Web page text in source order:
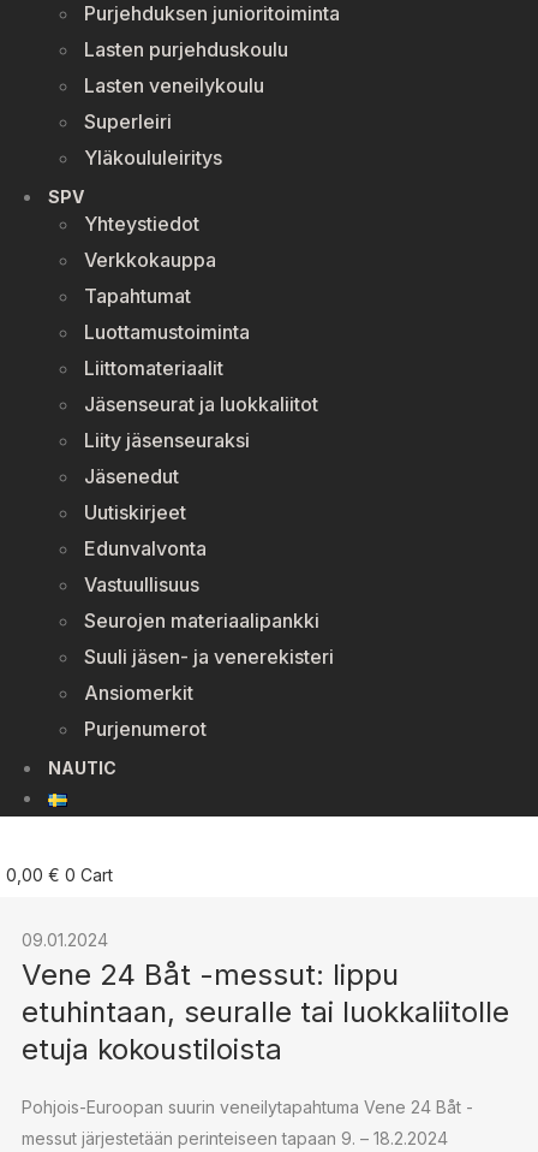
Purjehduksen junioritoiminta
Lasten purjehduskoulu
Lasten veneilykoulu
Superleiri
Yläkoululeiritys
SPV
Yhteystiedot
Verkkokauppa
Tapahtumat
Luottamustoiminta
Liittomateriaalit
Jäsenseurat ja luokkaliitot
Liity jäsenseuraksi
Jäsenedut
Uutiskirjeet
Edunvalvonta
Vastuullisuus
Seurojen materiaalipankki
Suuli jäsen- ja venerekisteri
Ansiomerkit
Purjenumerot
NAUTIC
0,00 € 0 Cart
09.01.2024
Vene 24 Båt -messut: lippu
etuhintaan, seuralle tai luokkaliitolle
etuja kokoustiloista
Pohjois-Euroopan suurin veneilytapahtuma Vene 24 Båt -
messut järjestetään perinteiseen tapaan 9. – 18.2.2024